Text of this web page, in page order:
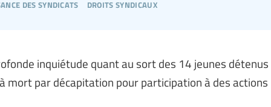
des syndicats droits syndicaux
inquiétude quant au sort des 14 jeunes détenus
mort par décapitation pour participation à des actions